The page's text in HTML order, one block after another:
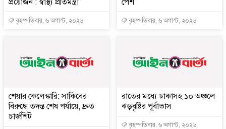
বৃহস্পতিবার, ৬ অগাস্ট, ২০২৬ বৃহস্পতিবার, ৬ অগাস্ট, ২০২৬
শেয়ার কেলেঙ্কারি: সাকিবের
বিরুদ্ধে তদন্ত শেষ পর্যায়ে, দ্রুত
চার্জশিট
রাতের মধ্যে ঢাকাসহ ১০ অঞ্চলে
ঝড়বৃষ্টির পূর্বাভাস
বৃহস্পতিবার, ৬ অগাস্ট, ২০২৬